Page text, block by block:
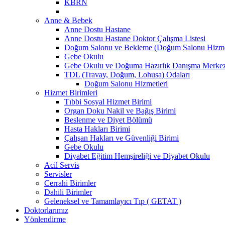
KBRN
Anne & Bebek
Anne Dostu Hastane
Anne Dostu Hastane Doktor Çalışma Listesi
Doğum Salonu ve Bekleme (Doğum Salonu
Gebe Okulu
Gebe Okulu ve Doğuma Hazırlık Danışma
TDL (Travay, Doğum, Lohusa) Odaları
Doğum Salonu Hizmetleri
Hizmet Birimleri
Tıbbi Sosyal Hizmet Birimi
Organ Doku Nakil ve Bağış Birimi
Beslenme ve Diyet Bölümü
Hasta Hakları Birimi
Çalışan Hakları ve Güvenliği Birimi
Gebe Okulu
Diyabet Eğitim Hemşireliği ve Diyabet Okulu
Acil Servis
Servisler
Cerrahi Birimler
Dahili Birimler
Geleneksel ve Tamamlayıcı Tıp ( GETAT )
Doktorlarımız
Yönlendirme